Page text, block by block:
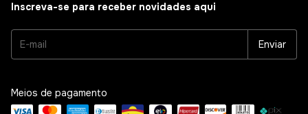
Inscreva-se para receber novidades aqui
Meios de pagamento